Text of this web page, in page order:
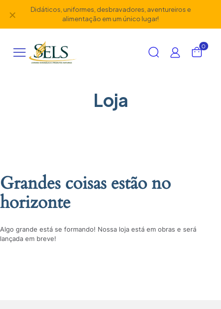
Didáticos, uniformes, desbravadores, aventureiros e
alimentação em um único lugar!
✕
0
Loja
Grandes coisas estão no
horizonte
Algo grande está se formando! Nossa loja está em obras e será
lançada em breve!